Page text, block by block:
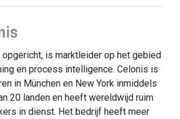
opgericht, is marktleider op het gebied
en process intelligence. Celonis is
in München en New York inmiddels
20 landen en heeft wereldwijd ruim
in dienst. Het bedrijf heeft meer